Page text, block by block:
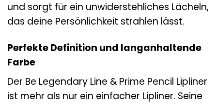
und sorgt für ein unwiderstehliches Lächeln,
das deine Persönlichkeit strahlen lässt.
Perfekte Definition und langanhaltende
Farbe
Der Be Legendary Line & Prime Pencil Lipliner
ist mehr als nur ein einfacher Lipliner. Seine